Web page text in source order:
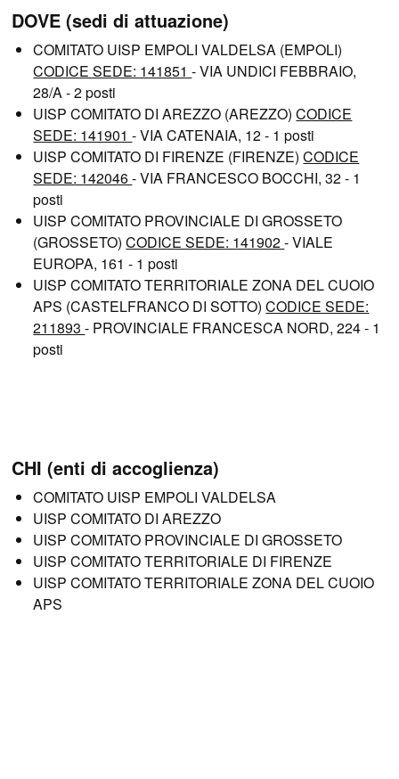
CHI (enti di accoglienza)
COMITATO UISP EMPOLI VALDELSA
UISP COMITATO DI AREZZO
UISP COMITATO PROVINCIALE DI GROSSETO
UISP COMITATO TERRITORIALE DI FIRENZE
UISP COMITATO TERRITORIALE ZONA DEL CUOIO
APS
DOVE (sedi di attuazione)
COMITATO UISP EMPOLI VALDELSA (EMPOLI)
CODICE SEDE: 141851- VIA UNDICI FEBBRAIO,
28/A - 2 posti
UISP COMITATO DI AREZZO (AREZZO)CODICE
SEDE: 141901- VIA CATENAIA, 12 - 1 posti
UISP COMITATO DI FIRENZE (FIRENZE)CODICE
SEDE: 142046- VIA FRANCESCO BOCCHI, 32 - 1
posti
UISP COMITATO PROVINCIALE DI GROSSETO
(GROSSETO)CODICE SEDE: 141902- VIALE
EUROPA, 161 - 1 posti
UISP COMITATO TERRITORIALE ZONA DEL CUOIO
APS (CASTELFRANCO DI SOTTO)CODICE SEDE:
211893- PROVINCIALE FRANCESCA NORD, 224 - 1
posti